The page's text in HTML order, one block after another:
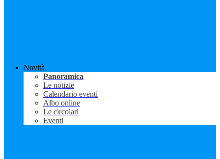
Novità
Panoramica
Le notizie
Calendario eventi
Albo online
Le circolari
Eventi